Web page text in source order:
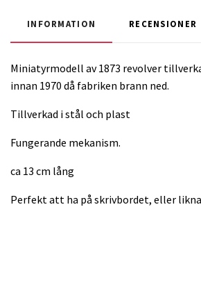
INFORMATION RECENSIONER
Miniatyrmodell av 1873 revolver
innan 1970 då fabriken brann ned.
Tillverkad i stål och plast
Fungerande mekanism.
ca 13 cm lång
Perfekt att ha på skrivbordet, eller